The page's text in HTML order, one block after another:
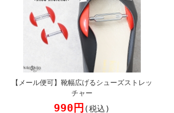
【メール便可】靴幅広げるシューズストレッ
チャー
990円 (税込)